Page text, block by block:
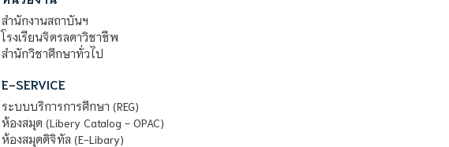
สำนักงานสถาบันฯ
โรงเรียนจิตรลดาวิชาชีพ
สำนักวิชาศึกษาทั่วไป
E-SERVICE
ระบบบริการการศึกษา (REG)
ห้องสมุด (Libery Catalog - OPAC)
ห้องสมุดดิจิทัล (E-Libary)